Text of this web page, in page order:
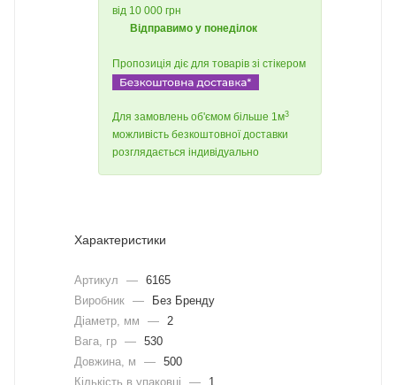
від 10 000 грн
Відправимо у понеділок
Пропозиція діє для товарів зі стікером
Для замовлень об'ємом більше 1м3
можливість безкоштовної доставки
розглядається індивідуально
Характеристики
Артикул — 6165
Виробник —
Без Бренду
Діаметр, мм
—
2
Вага, гр — 530
Довжина, м
— 500
Кількість в упаковці
—
1